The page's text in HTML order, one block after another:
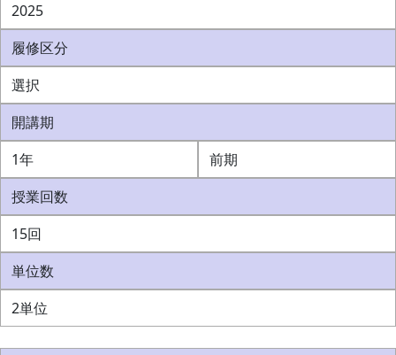
2025
履修区分
選択
開講期
1年
前期
授業回数
15回
単位数
2単位